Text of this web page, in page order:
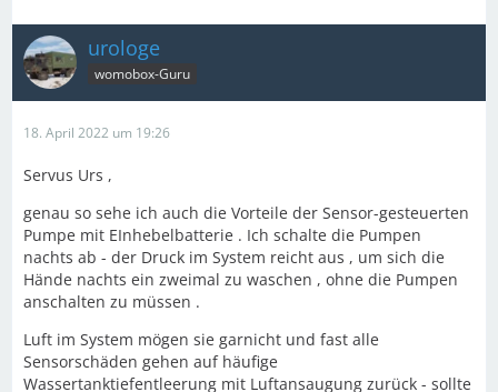
urologe
womobox-Guru
18. April 2022 um 19:26
Servus Urs ,
genau so sehe ich auch die Vorteile der Sensor-gesteuerten
Pumpe mit EInhebelbatterie . Ich schalte die Pumpen
nachts ab - der Druck im System reicht aus , um sich die
Hände nachts ein zweimal zu waschen , ohne die Pumpen
anschalten zu müssen .
Luft im System mögen sie garnicht und fast alle
Sensorschäden gehen auf häufige
Wassertanktiefentleerung mit Luftansaugung zurück - sollte